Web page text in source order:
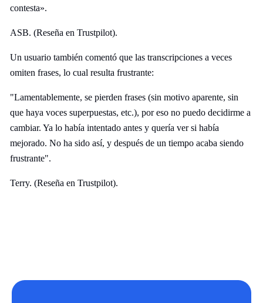
contesta».
ASB. (Reseña en Trustpilot).
Un usuario también comentó que las transcripciones a veces
omiten frases, lo cual resulta frustrante:
"Lamentablemente, se pierden frases (sin motivo aparente, sin
que haya voces superpuestas, etc.), por eso no puedo decidirme a
cambiar. Ya lo había intentado antes y quería ver si había
mejorado. No ha sido así, y después de un tiempo acaba siendo
frustrante".
Terry. (Reseña en Trustpilot).